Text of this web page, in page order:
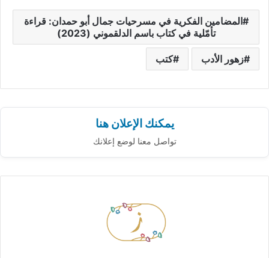
المضامين الفكرية في مسرحيات جمال أبو حمدان: قراءة
تأمّلية في كتاب باسم الدلقموني (2023)
زهور الأدب كتب
يمكنك الإعلان هنا
تواصل معنا لوضع إعلانك